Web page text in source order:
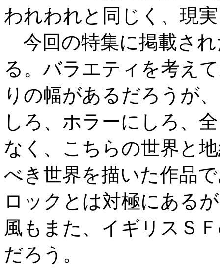
われわれと同じく、現
今回の特集に掲載さ
る。バラエティを考え
りの幅があるだろうが
しろ、ホラーにしろ、
なく、こちらの世界と
べき世界を描いた作品
ロックとは対極にある
風もまた、イギリスＳ
だろう。